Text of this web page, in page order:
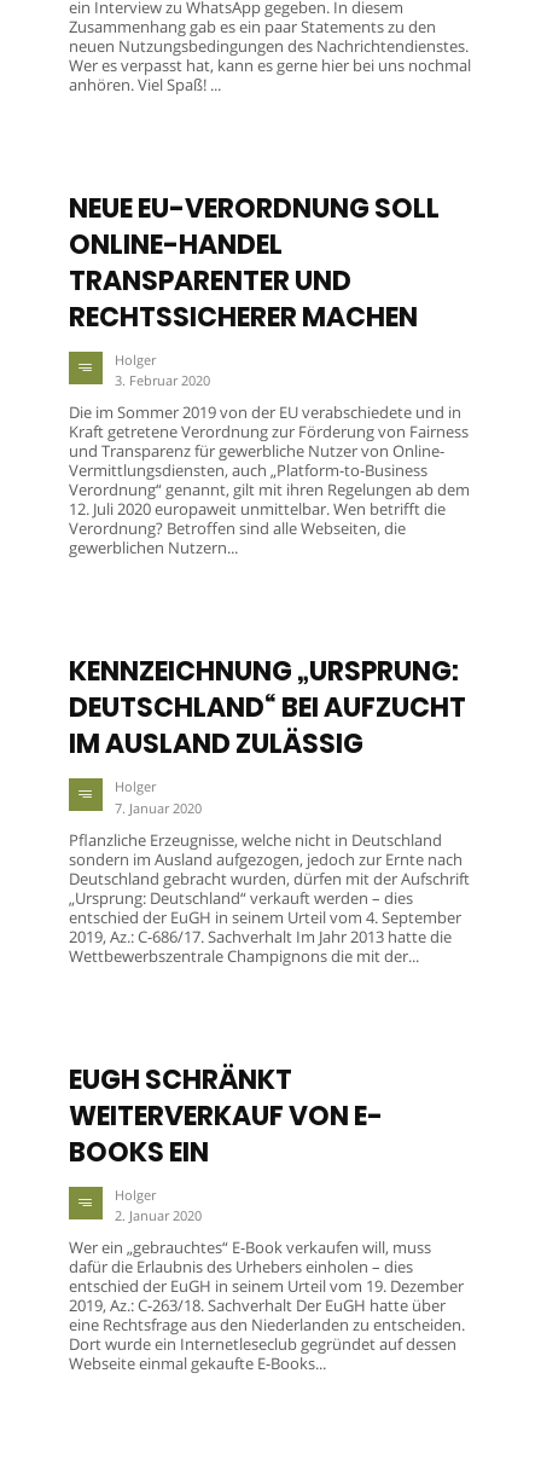
ein Interview zu WhatsApp gegeben. In diesem
Zusammenhang gab es ein paar Statements zu den
neuen Nutzungsbedingungen des Nachrichtendienstes.
Wer es verpasst hat, kann es gerne hier bei uns nochmal
anhören. Viel Spaß! ...
NEUE EU-VERORDNUNG SOLL
ONLINE-HANDEL
TRANSPARENTER UND
RECHTSSICHERER MACHEN
Holger
3. Februar 2020
Die im Sommer 2019 von der EU verabschiedete und in
Kraft getretene Verordnung zur Förderung von Fairness
und Transparenz für gewerbliche Nutzer von Online-
Vermittlungsdiensten, auch „Platform-to-Business
Verordnung“ genannt, gilt mit ihren Regelungen ab dem
12. Juli 2020 europaweit unmittelbar. Wen betrifft die
Verordnung? Betroffen sind alle Webseiten, die
gewerblichen Nutzern...
KENNZEICHNUNG „URSPRUNG:
DEUTSCHLAND“ BEI AUFZUCHT
IM AUSLAND ZULÄSSIG
Holger
7. Januar 2020
Pflanzliche Erzeugnisse, welche nicht in Deutschland
sondern im Ausland aufgezogen, jedoch zur Ernte nach
Deutschland gebracht wurden, dürfen mit der Aufschrift
„Ursprung: Deutschland“ verkauft werden – dies
entschied der EuGH in seinem Urteil vom 4. September
2019, Az.: C-686/17. Sachverhalt Im Jahr 2013 hatte die
Wettbewerbszentrale Champignons die mit der...
EUGH SCHRÄNKT
WEITERVERKAUF VON E-
BOOKS EIN
Holger
2. Januar 2020
Wer ein „gebrauchtes“ E-Book verkaufen will, muss
dafür die Erlaubnis des Urhebers einholen – dies
entschied der EuGH in seinem Urteil vom 19. Dezember
2019, Az.: C-263/18. Sachverhalt Der EuGH hatte über
eine Rechtsfrage aus den Niederlanden zu entscheiden.
Dort wurde ein Internetleseclub gegründet auf dessen
Webseite einmal gekaufte E-Books...